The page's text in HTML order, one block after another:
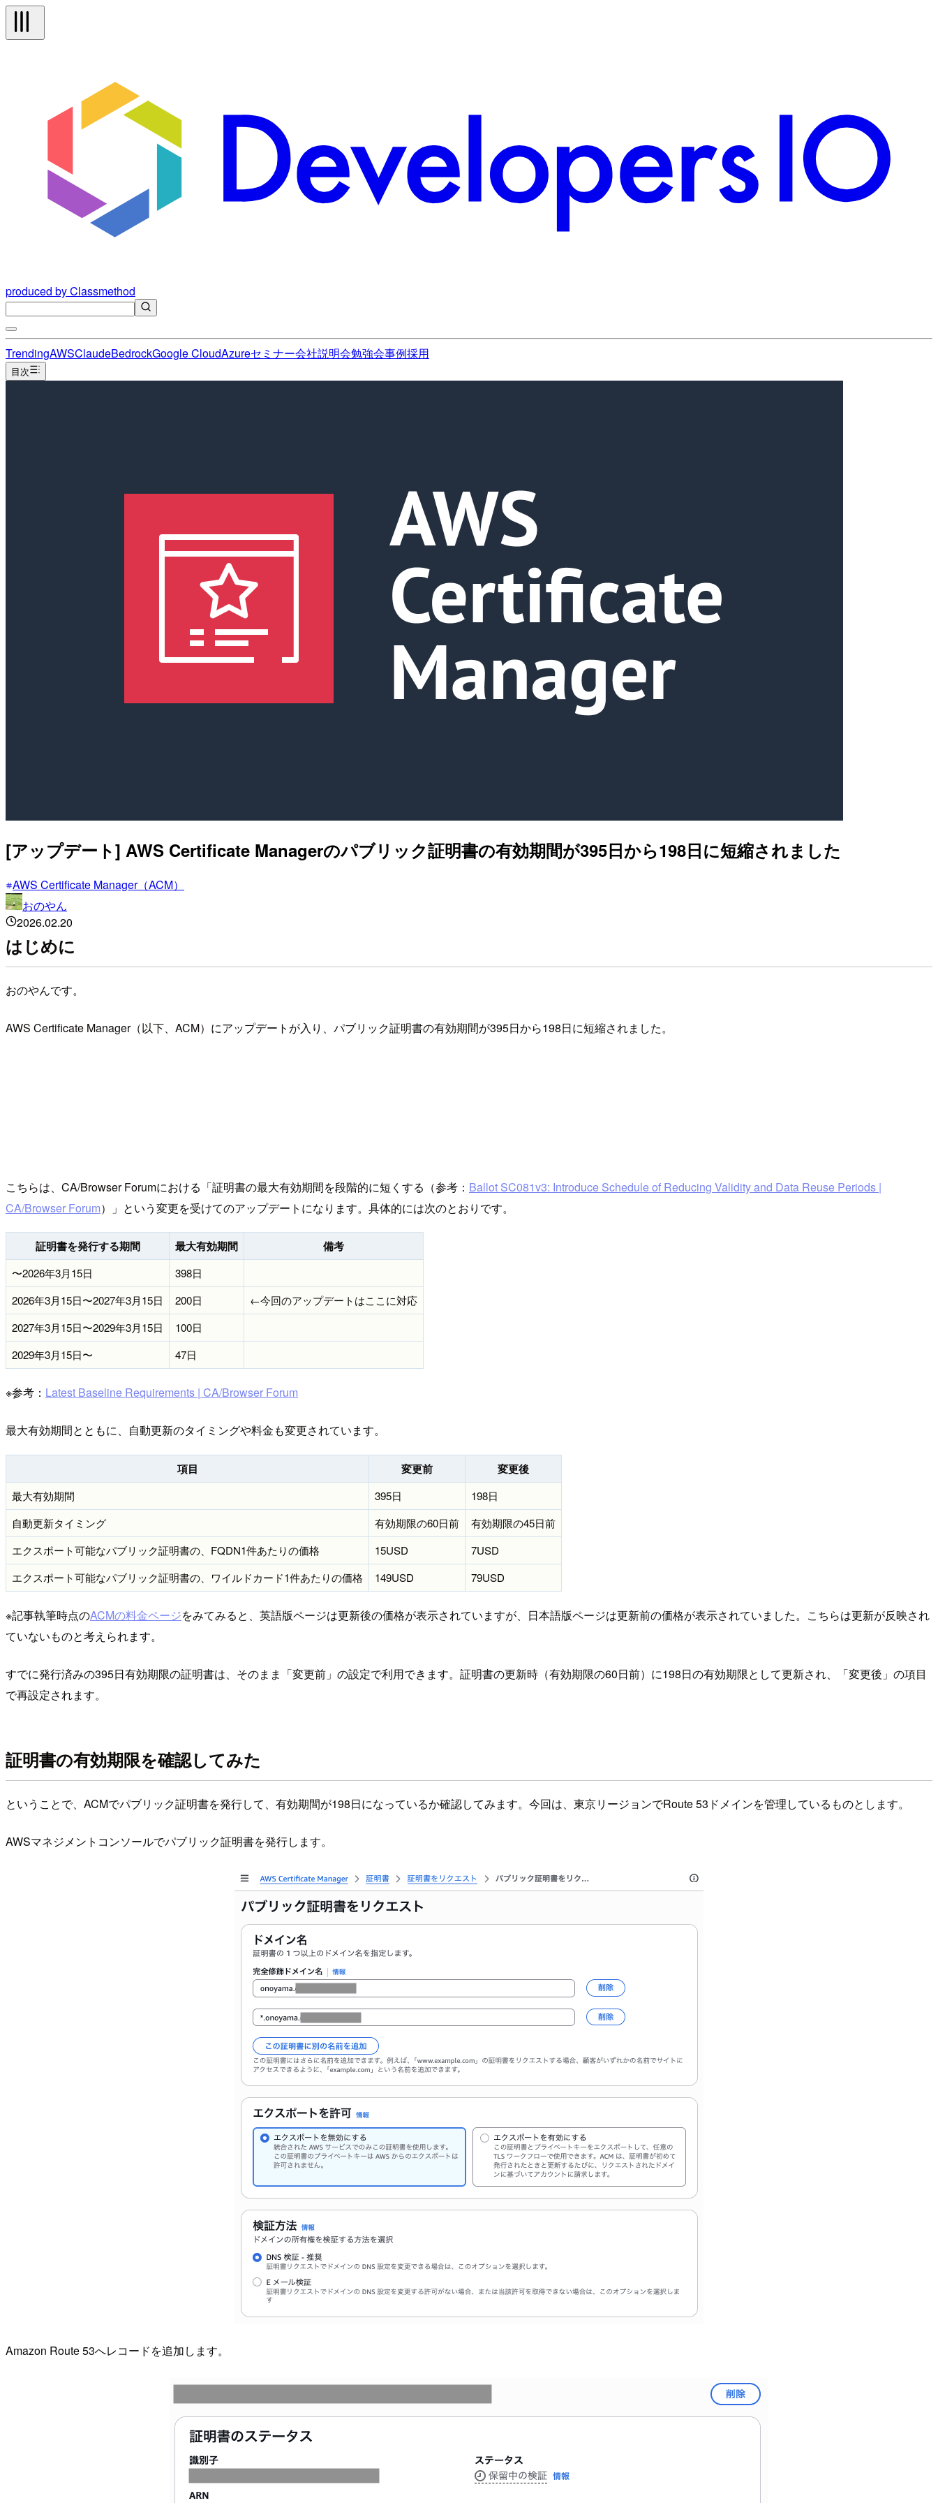
produced by Classmethod
TrendingAWSClaudeBedrockGoogle CloudAzureセミナー会社説明会勉強会事例採用
目次
[アップデート] AWS Certificate Managerのパブリック証明書の有効期間が395日から198日に短縮されました
AWS Certificate Manager（ACM）
おのやん
2026.02.20
はじめに
おのやんです。
AWS Certificate Manager（以下、ACM）にアップデートが入り、パブリック証明書の有効期間が395日から198日に短縮されました。
こちらは、CA/Browser Forumにおける「証明書の最大有効期間を段階的に短くする（参考： Ballot SC081v3: Introduce Schedule of Reducing Validity and Data Reuse Periods |
CA/Browser Forum）」という変更を受けてのアップデートになります。具体的には次のとおりです。
証明書を発行する期間 最大有効期間 備考
〜2026年3月15日
398日
2026年3月15日〜2027年3月15日
200日
←今回のアップデートはここに対応
2027年3月15日〜2029年3月15日
100日
2029年3月15日〜
47日
※参考： Latest Baseline Requirements | CA/Browser Forum
最大有効期間とともに、自動更新のタイミングや料金も変更されています。
項目 変更前 変更後
最大有効期間 395日
198日
自動更新タイミング
有効期限の60日前
有効期限の45日前
エクスポート可能なパブリック証明書の、FQDN1件あたりの価格
15USD
7USD
エクスポート可能なパブリック証明書の、ワイルドカード1件あたりの価格
149USD 79USD
※記事執筆時点のACMの料金ページをみてみると、英語版ページは更新後の価格が表示されていますが、日本語版ページは更新前の価格が表示されていました。こちらは更新が反映され
ていないものと考えられます。
すでに発行済みの395日有効期限の証明書は、そのまま「変更前」の設定で利用できます。証明書の更新時（有効期限の60日前）に198日の有効期限として更新され、「変更後」の項目
で再設定されます。
証明書の有効期限を確認してみた
ということで、ACMでパブリック証明書を発行して、有効期間が198日になっているか確認してみます。今回は、東京リージョンでRoute 53ドメインを管理しているものとします。
AWSマネジメントコンソールでパブリック証明書を発行します。
Amazon Route 53へレコードを追加します。